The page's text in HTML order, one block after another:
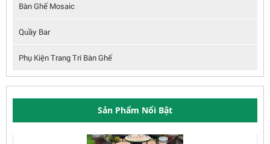
Bàn Ghế Mosaic
Quầy Bar
Phụ Kiện Trang Trí Bàn Ghế
Sản Phẩm Nổi Bật